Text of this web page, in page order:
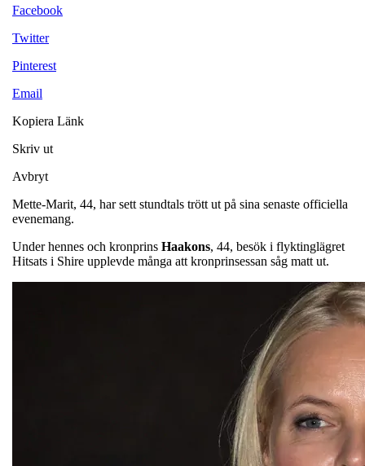
Facebook
Twitter
Pinterest
Email
Kopiera Länk
Skriv ut
Avbryt
Mette-Marit, 44, har sett stundtals trött ut på sina senaste officiella
evenemang.
Under hennes och kronprins Haakons, 44, besök i flyktinglägret
Hitsats i Shire upplevde många att kronprinsessan såg matt ut.